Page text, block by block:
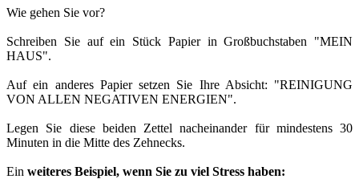
Wie gehen Sie vor?
Schreiben Sie auf ein Stück Papier in Großbuchstaben "MEIN
HAUS".
Auf ein anderes Papier setzen Sie Ihre Absicht: "REINIGUNG
VON ALLEN NEGATIVEN ENERGIEN".
Legen Sie diese beiden Zettel nacheinander für mindestens 30
Minuten in die Mitte des Zehnecks.
Ein weiteres Beispiel, wenn Sie zu viel Stress haben: